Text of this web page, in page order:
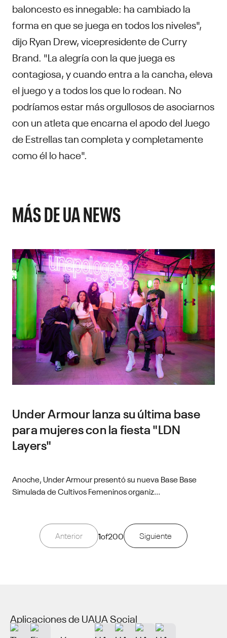
baloncesto es innegable: ha cambiado la
forma en que se juega en todos los niveles",
dijo Ryan Drew, vicepresidente de Curry
Brand. "La alegría con la que juega es
contagiosa, y cuando entra a la cancha, eleva
el juego y a todos los que lo rodean. No
podríamos estar más orgullosos de asociarnos
con un atleta que encarna el apodo del Juego
de Estrellas tan completa y completamente
como él lo hace".
MÁS DE UA NEWS
Under Armour lanza su última base
para mujeres con la fiesta "LDN
Layers"
Anoche, Under Armour presentó su nueva Base Base
Simulada de Cultivos Femeninos organiz...
Anterior 1of200 Siguiente
Aplicaciones de UAUA Social